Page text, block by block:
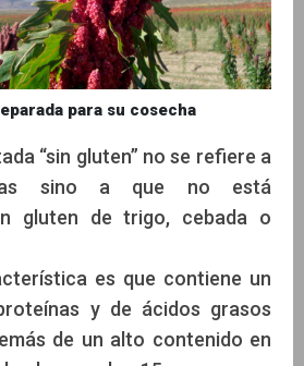
para su cosecha
“sin gluten” no se refiere a
sino a que no está
gluten de trigo, cebada o
es que contiene un
y de ácidos grasos
de un alto contenido en